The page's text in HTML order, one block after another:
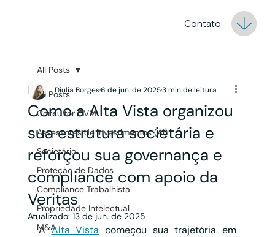
Contato
All Posts
Consultor CVM
Assessores de Investimentos (AI)
Societário
Proteção de Dados
Compliance Trabalhista
Propriedade Intelectual
M&A
All Posts
Como a Alta Vista organizou
sua estrutura societária e
reforçou sua governança e
compliance com apoio da
Veritas
Diulia Borges6 de jun. de 20253 min de leitura
Atualizado: 13 de jun. de 2025
A Alta Vista começou sua trajetória em